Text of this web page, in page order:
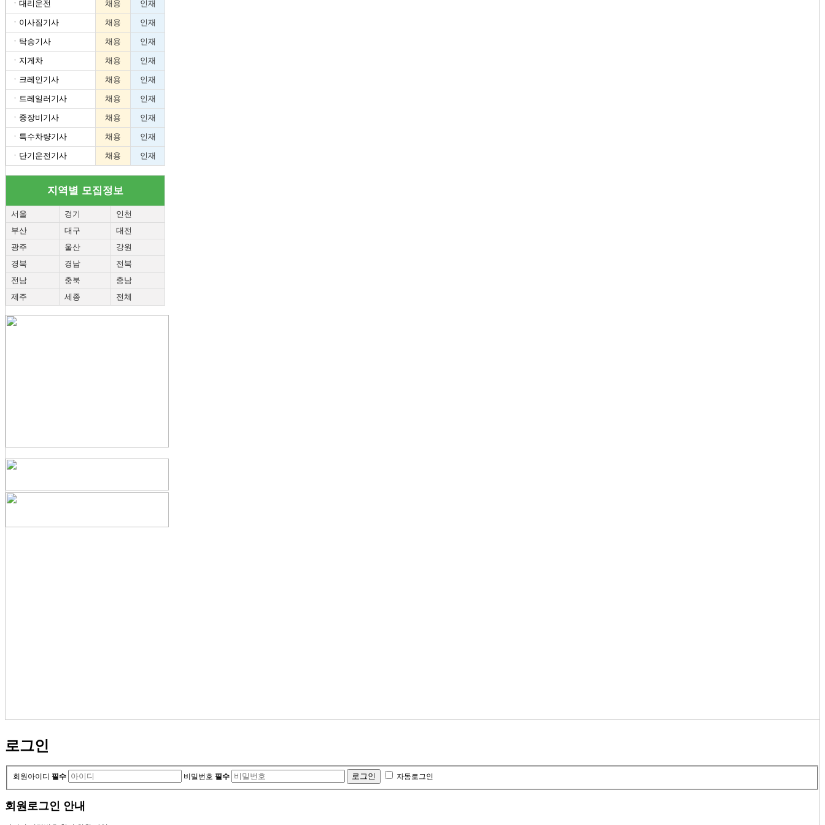
ㆍ 대리운전 채용 인재
ㆍ 이사짐기사 채용 인재
ㆍ 탁송기사 채용 인재
ㆍ 지게차 채용 인재
ㆍ 크레인기사 채용 인재
ㆍ 트레일러기사 채용 인재
ㆍ 중장비기사 채용 인재
ㆍ 특수차량기사 채용 인재
ㆍ 단기운전기사 채용 인재
지역별 모집정보
서울 경기
인천
부산
대구
대전
광주
울산
강원
경북
경남
전북
전남
충북
충남
제주
세종 전체
로그인
회원아이디 필수 비밀번호 필수 자동로그인
회원로그인 안내